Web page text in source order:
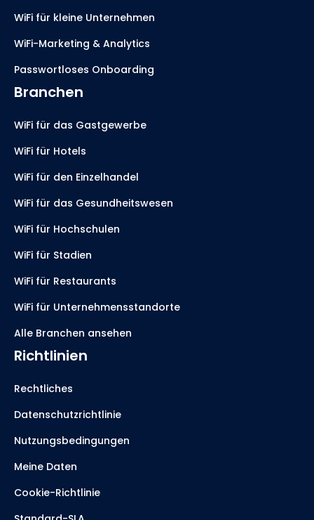
WiFi für kleine Unternehmen
WiFi-Marketing & Analytics
Passwortloses Onboarding
Branchen
WiFi für das Gastgewerbe
WiFi für Hotels
WiFi für den Einzelhandel
WiFi für das Gesundheitswesen
WiFi für Hochschulen
WiFi für Stadien
WiFi für Restaurants
WiFi für Unternehmensstandorte
Alle Branchen ansehen
Richtlinien
Rechtliches
Datenschutzrichtlinie
Nutzungsbedingungen
Meine Daten
Cookie-Richtlinie